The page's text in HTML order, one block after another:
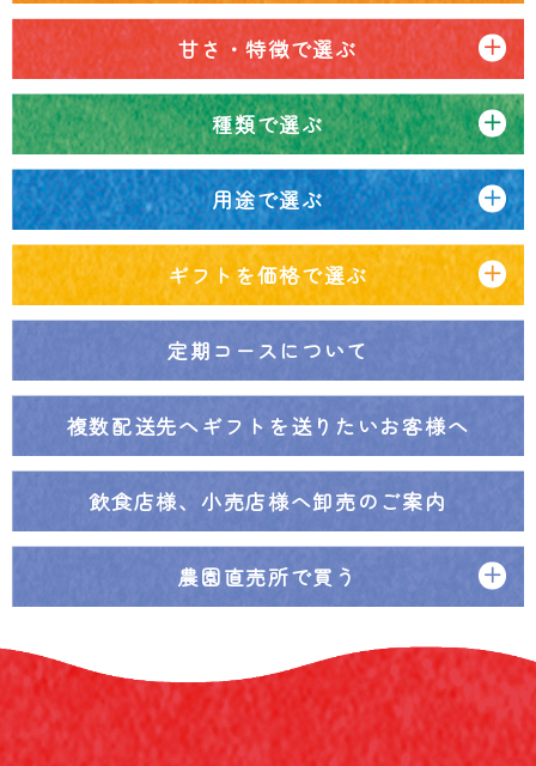
甘さ・特徴で選ぶ
種類で選ぶ
用途で選ぶ
ギフトを価格で選ぶ
定期コースについて
複数配送先へギフトを送りたいお客様へ
飲食店様、小売店様へ卸売のご案内
農園直売所で買う